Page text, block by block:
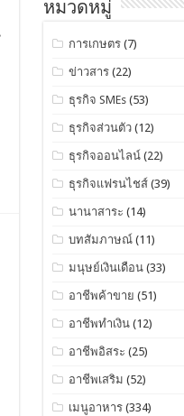
หมวดหมู่
การเกษตร (7)
ข่าวสาร (22)
ธุรกิจ SMEs (53)
ธุรกิจส่วนตัว (12)
ธุรกิจออนไลน์ (22)
ธุรกิจแฟรนไชส์ (39)
นานาสาระ (14)
บทสัมภาษณ์ (11)
มนุษย์เงินเดือน (33)
อาชีพค้าขาย (51)
อาชีพทำเงิน (12)
อาชีพอิสระ (25)
อาชีพเสริม (52)
เมนูอาหาร (334)